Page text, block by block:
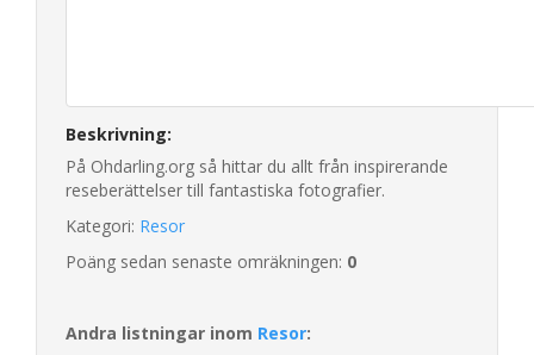
Beskrivning:
På Ohdarling.org så hittar du allt från inspirerande
reseberättelser till fantastiska fotografier.
Kategori: Resor
Poäng sedan senaste omräkningen: 0
Andra listningar inom Resor: